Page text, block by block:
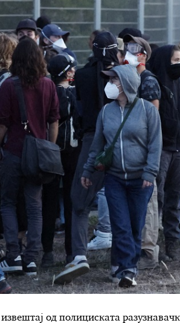
од полициската